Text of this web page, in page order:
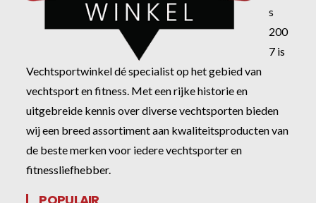
s
200
7 is
Vechtsportwinkel dé specialist op het gebied van
vechtsport en fitness. Met een rijke historie en
uitgebreide kennis over diverse vechtsporten bieden
wij een breed assortiment aan kwaliteitsproducten van
de beste merken voor iedere vechtsporter en
fitnessliefhebber.